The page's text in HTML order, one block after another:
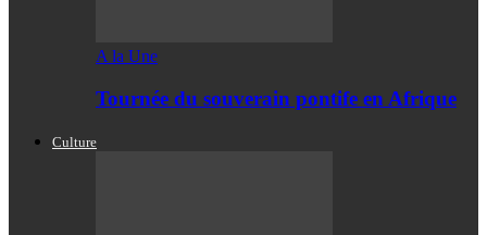
A la Une
Tournée du souverain pontife en Afrique
Culture